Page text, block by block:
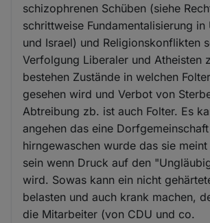
schizophrenen Schüben (siehe
schrittweise Fundamentalisierung in
und Israel) und Religionskonflikten
Verfolgung Liberaler und Atheisten
bestehen Zustände in welchen
gesehen wird und Verbot von
Abtreibung zb. ist auch Folter. Es
angehen das eine
hirngewaschen wurde das sie
sein wenn Druck auf den
wird. Sowas kann ein nicht
belasten und auch krank machen,
die Mitarbeiter (von CDU und co.